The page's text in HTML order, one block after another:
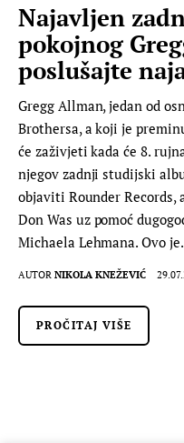
Najavljen
pokojnog
poslušajte
Gregg Allman, jedan od
Brothersa, a koji je
će zaživjeti kada će 8.
njegov zadnji studijski
objaviti Rounder Records,
Don Was uz pomoć
Michaela Lehmana. Ovo
AUTOR NIKOLA KNEŽEVIĆ
PROČITAJ VIŠE